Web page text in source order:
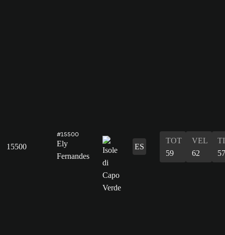
15500
#15500
Ely
Fernandes
ES
TOT
59
VEL
62
57